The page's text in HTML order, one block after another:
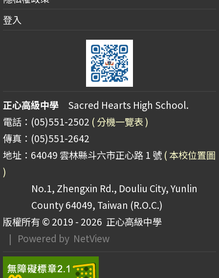
登入
正心高級中學 Sacred Hearts High School.
電話：(05)551-2502 ( 分機一覽表 )
傳真：(05)551-2642
地址：64049 雲林縣斗六市正心路 1 號 ( 本校位置圖
)
No.1, Zhengxin Rd., Douliu City, Yunlin
County 64049, Taiwan (R.O.C.)
版權所有 © 2019 - 2026 正心高級中學
| Powered by NetView